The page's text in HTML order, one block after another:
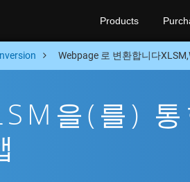
Products
Webpage 로 변환합니다
을(를)